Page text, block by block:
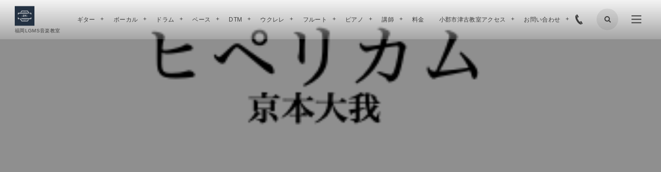
福岡LGMS音楽教室
ギター ボーカル ドラム ベース DTM ウクレレ フルート ピアノ 講師 料金 小郡市津古教室アクセス お問い合わせ